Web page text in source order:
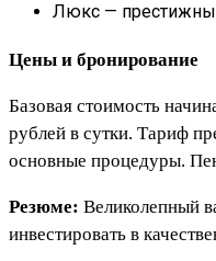
Люкс —
Цены и бронирование
Базовая стоимость
рублей в сутки. Тариф
основные процедуры.
Резюме: Великолепный
инвестировать в